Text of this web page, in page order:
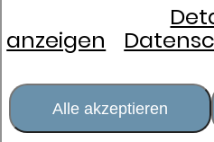
anzeigen
Alle akzeptieren
Bettwäsche